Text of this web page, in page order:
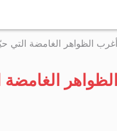
أغرب الظواهر الغامضة التي
الغامضة